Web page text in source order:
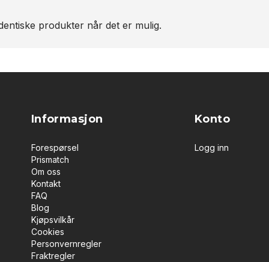
produkter når det er mulig.
Informasjon
Forespørsel
Prismatch
Om oss
Kontakt
FAQ
Blog
Kjøpsvilkår
Cookies
Personvernregler
Fraktregler
Konto
Logg inn